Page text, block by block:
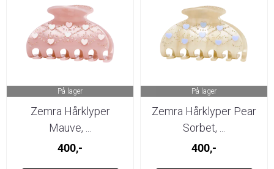
På lager
Zemra Hårklyper
Mauve, ...
400,-
På lager
Zemra Hårklyper Pear
Sorbet, ...
400,-